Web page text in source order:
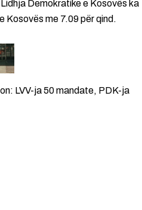
Demokratike e Kosovës ka
Kosovës me 7.09 për qind.
LVV-ja 50 mandate, PDK-ja